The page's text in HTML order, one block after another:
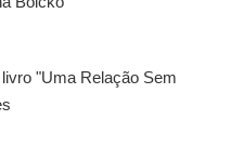
"Uma Relação Sem